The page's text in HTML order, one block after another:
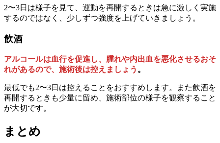
2〜3日は様子を見て、運動を再開するときは急に激しく実施
するのではなく、少しずつ強度を上げていきましょう。
飲酒
アルコールは血行を促進し、腫れや内出血を悪化させるおそ
れがあるので、施術後は控えましょう 。
最低でも2〜3日は控えることをおすすめします。また飲酒を
再開するときも少量に留め、施術部位の様子を観察すること
が大切です。
まとめ